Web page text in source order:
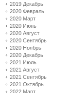
2019 Декабрь
2020 Февраль
2020 Март
2020 Июнь
2020 Август
2020 Сентябрь
2020 Ноябрь
2020 Декабрь
2021 Июль
2021 Август
2021 Сентябрь
2021 Октябрь
2022 Март